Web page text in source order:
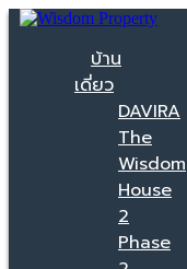
บ้าน
เดี่ยว
DAVIRA
The
Wisdom
House
2
Phase